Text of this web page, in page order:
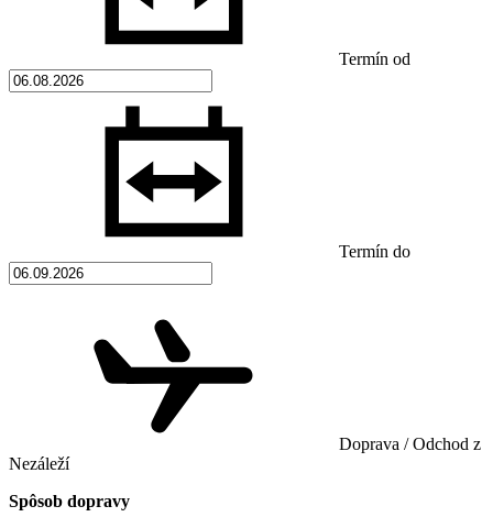
Termín od
Termín do
Doprava / Odchod z
Nezáleží
Spôsob dopravy